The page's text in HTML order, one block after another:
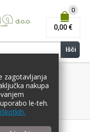
zagotavljanja
nakupa
le-teh.
Išči
0
0,00 €